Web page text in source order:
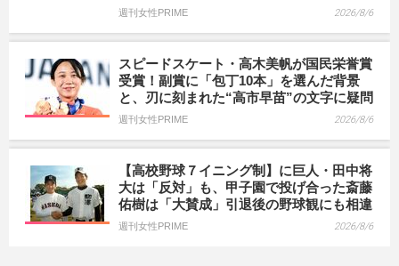
週刊女性PRIME 2026/8/6
スピードスケート・高木美帆が国民栄誉賞
受賞！副賞に「包丁10本」を選んだ背景
と、刃に刻まれた“高市早苗”の文字に疑問
週刊女性PRIME 2026/8/6
【高校野球７イニング制】に巨人・田中将
大は「反対」も、甲子園で投げ合った斎藤
佑樹は「大賛成」引退後の野球観にも相違
週刊女性PRIME 2026/8/6